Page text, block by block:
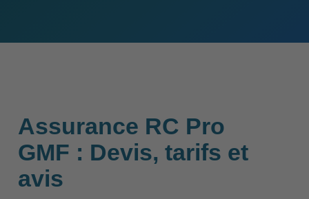
Assurance RC Pro
GMF : Devis, tarifs et
avis